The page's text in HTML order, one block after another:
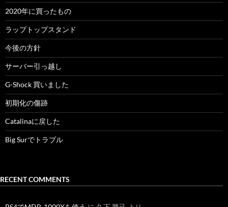
2020年に買ったもの
ラップトップスタンド
今後の方針
サーバー引っ越し
G-Shock 買いました
初期化の傷跡
Catalinaに戻した
Big Surでトラブル
RECENT COMMENTS